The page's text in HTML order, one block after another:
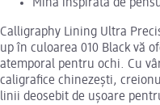
Mina inspirată de
Calligraphy Lining Ultra
up în culoarea 010 Black vă
atemporal pentru ochi. Cu
caligrafice chinezești,
linii deosebit de ușoare